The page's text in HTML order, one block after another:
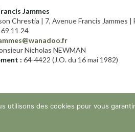
Jammes
Chrestia | 7, Avenue Francis Jammes |
11 24
Nicholas NEWMAN
: 64-4422 (J.O. du 16 mai 1982)
utilisons des cookies pour vous